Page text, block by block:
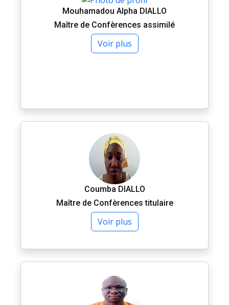
Mouhamadou Alpha DIALLO
Maître de Confèrences assimilé
Voir plus
Coumba DIALLO
Maître de Confèrences titulaire
Voir plus